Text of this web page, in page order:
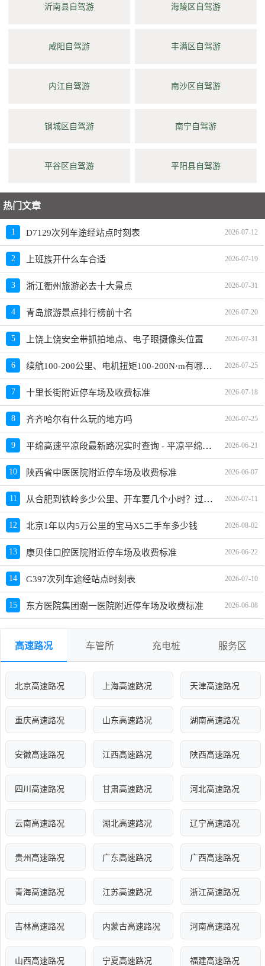
沂南县自驾游 海陵区自驾游
咸阳自驾游 丰满区自驾游
内江自驾游 南沙区自驾游
钢城区自驾游 南宁自驾游
平谷区自驾游 平阳县自驾游
热门文章
1 D7129次列车途经站点时刻表 2026-07-12
2 上班族开什么车合适 2026-07-19
3 浙江衢州旅游必去十大景点 2026-07-31
4 青岛旅游景点排行榜前十名 2026-07-20
5 上饶上饶安全带抓拍地点、电子眼摄像头位置 2026-07-31
6 续航100-200公里、电机扭矩100-200N·m有哪些车推荐？买哪款好？ 2026-07-25
7 十里长街附近停车场及收费标准 2026-07-18
8 齐齐哈尔有什么玩的地方吗 2026-07-25
9 平绵高速平凉段最新路况实时查询 - 平凉平绵高速最新消息 - 车流量大吗 2026-06-21
10 陕西省中医医院附近停车场及收费标准 2026-06-07
11 从合肥到铁岭多少公里、开车要几个小时？过路费、油费等 2026-07-11
12 北京1年以内5万公里的宝马X5二手车多少钱 2026-08-02
13 康贝佳口腔医院附近停车场及收费标准 2026-06-22
14 G397次列车途经站点时刻表 2026-07-10
15 东方医院集团谢一医院附近停车场及收费标准 2026-06-08
高速路况 车管所 充电桩 服务区
北京高速路况 上海高速路况 天津高速路况
重庆高速路况 山东高速路况 湖南高速路况
安徽高速路况 江西高速路况 陕西高速路况
四川高速路况 甘肃高速路况 河北高速路况
云南高速路况 湖北高速路况 辽宁高速路况
贵州高速路况 广东高速路况 广西高速路况
青海高速路况 江苏高速路况 浙江高速路况
吉林高速路况 内蒙古高速路况 河南高速路况
山西高速路况 宁夏高速路况 福建高速路况